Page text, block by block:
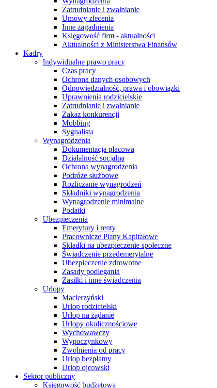
Zatrudnianie i zwalnianie
Umowy zlecenia
Inne zagadnienia
Księgowość firm - aktualności
Aktualności z Ministerstwa Finansów
Kadry
Indywidualne prawo pracy
Czas pracy
Ochrona danych osobowych
Odpowiedzialność, prawa i obowiązki
Uprawnienia rodzicielskie
Zatrudnianie i zwalnianie
Zakaz konkurencji
Mobbing
Sygnalista
Wynagrodzenia
Dokumentacja płacowa
Działalność socjalna
Ochrona wynagrodzenia
Podróże służbowe
Rozliczanie wynagrodzeń
Składniki wynagrodzenia
Wynagrodzenie minimalne
Podatki
Ubezpieczenia
Emerytury i renty
Pracownicze Plany Kapitałowe
Składki na ubezpieczenie społeczne
Świadczenie przedemerytalne
Ubezpieczenie zdrowotne
Zasady podlegania
Zasiłki i inne świadczenia
Urlopy
Macierzyński
Urlop rodzicielski
Urlop na żądanie
Urlopy okolicznościowe
Wychowawczy
Wypoczynkowy
Zwolnienia od pracy
Urlop bezpłatny
Urlop ojcowski
Sektor publiczny
Księgowość budżetowa